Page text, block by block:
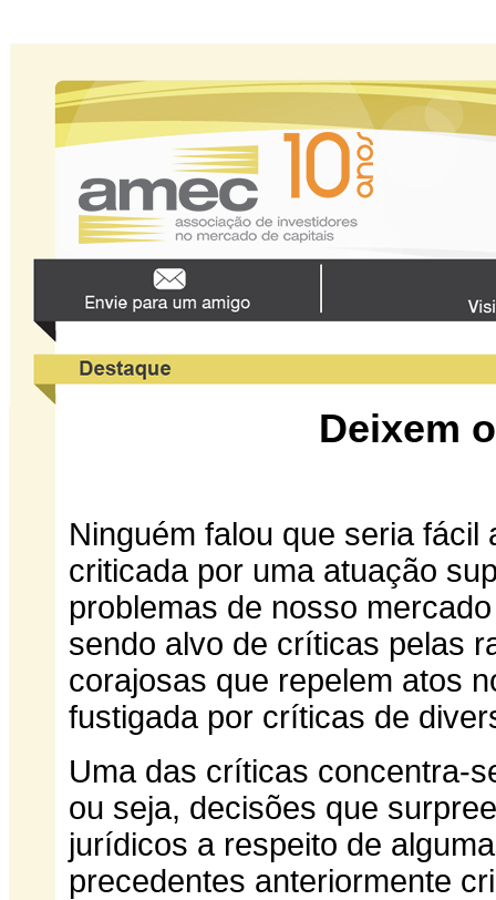
Deixem
Ninguém falou que seria
criticada por uma atuação
problemas de nosso
sendo alvo de críticas pelas
corajosas que repelem atos
fustigada por críticas de
Uma das críticas concentra-
ou seja, decisões que
jurídicos a respeito de
precedentes anteriormente